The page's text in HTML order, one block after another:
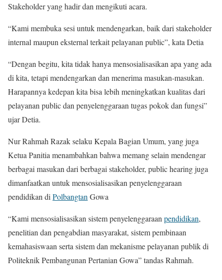
Stakeholder yang hadir dan mengikuti acara.
“Kami membuka sesi untuk mendengarkan, baik dari stakeholder
internal maupun eksternal terkait pelayanan public”, kata Detia
“Dengan begitu, kita tidak hanya mensosialisasikan apa yang ada
di kita, tetapi mendengarkan dan menerima masukan-masukan.
Harapannya kedepan kita bisa lebih meningkatkan kualitas dari
pelayanan public dan penyelenggaraan tugas pokok dan fungsi”
ujar Detia.
Nur Rahmah Razak selaku Kepala Bagian Umum, yang juga
Ketua Panitia menambahkan bahwa memang selain mendengar
berbagai masukan dari berbagai stakeholder, public hearing juga
dimanfaatkan untuk mensosialisasikan penyelenggaraan
pendidikan di Polbangtan Gowa
“Kami mensosialisasikan sistem penyelenggaraan pendidikan,
penelitian dan pengabdian masyarakat, sistem pembinaan
kemahasiswaan serta sistem dan mekanisme pelayanan publik di
Politeknik Pembangunan Pertanian Gowa” tandas Rahmah.